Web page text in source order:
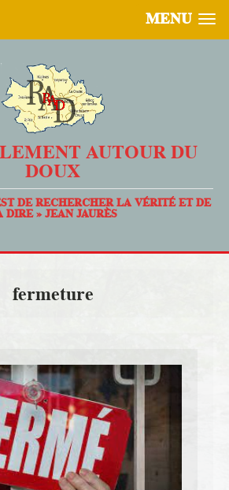
MENU
AUTOUR DU
DOUX
DE RECHERCHER LA VÉRITÉ ET DE
DIRE » JEAN JAURÈS
fermeture